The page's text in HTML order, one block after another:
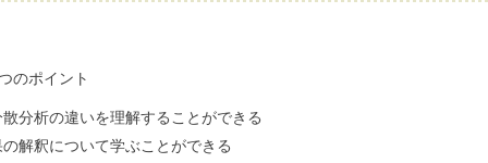
のポイント
分析の違いを理解することができる
解釈について学ぶことができる